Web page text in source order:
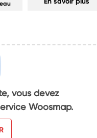
vous devez
Woosmap.